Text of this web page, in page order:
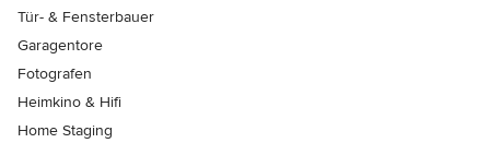
Tür- & Fensterbauer
Garagentore
Fotografen
Heimkino & Hifi
Home Staging